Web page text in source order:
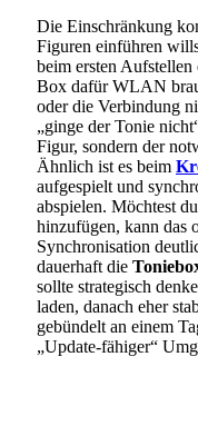
Die Einschränkung
Figuren einführen
beim ersten
Box dafür WLAN
oder die Verbindung
„ginge der Tonie
Figur, sondern der
Ähnlich ist es beim
aufgespielt und
abspielen. Möchtest
hinzufügen, kann das
Synchronisation
dauerhaft die
sollte strategisch
laden, danach eher
gebündelt an einem
„Update-fähiger“